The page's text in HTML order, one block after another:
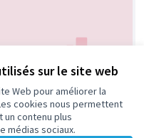
sur le site web
Web pour améliorer la
cookies nous permettent
contenu plus
médias sociaux.
à paraître
Retenue